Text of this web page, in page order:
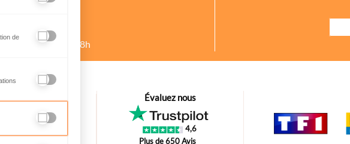
vendredi de 9h à 18h
nous sur
Instagram
Évaluez nous
4,6
Plus de 650 Avis
de
sur notre site, ce petit bout de code que nous fourni Facebook nous permet de poursuivre nos
sur le site web, et de voir s'il y a des conversions.